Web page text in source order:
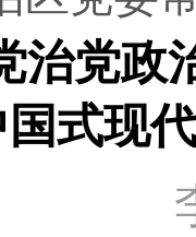
治党政
式现